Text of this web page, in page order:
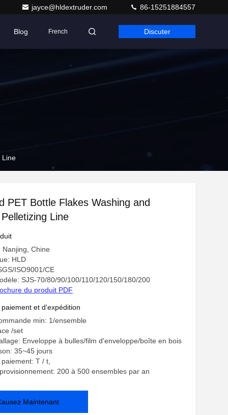
jayce@hldextruder.com 86-15251884557
Blog French Discuter
Line
PET Bottle Flakes Washing and
Line
Chine
HLD
ISO9001/CE
SJS-70/80/90/100/110/120/150/180/200
du produit PDF
et d'expédition
min: 1/ensemble
/set
Enveloppe à bulles/film d'enveloppe/boîte en bois
35~45 jours
T / t,
200 à 500 ensembles par an
Maintenant